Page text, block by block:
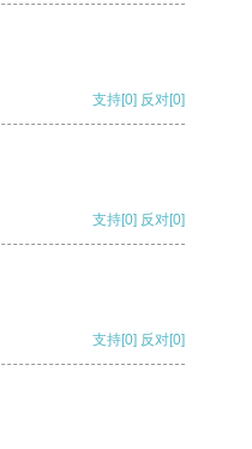
支持[0] 反对[0]
支持[0] 反对[0]
支持[0] 反对[0]